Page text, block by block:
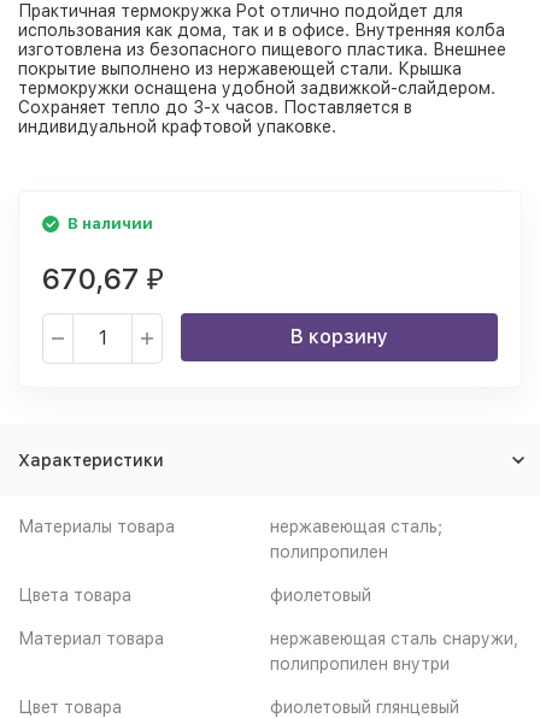
Практичная термокружка Pot отлично подойдет для
использования как дома, так и в офисе. Внутренняя колба
изготовлена из безопасного пищевого пластика. Внешнее
покрытие выполнено из нержавеющей стали. Крышка
термокружки оснащена удобной задвижкой-слайдером.
Сохраняет тепло до 3-х часов. Поставляется в
индивидуальной крафтовой упаковке.
В наличии
670,67 ₽
В корзину
Характеристики
Материалы товара
нержавеющая cталь;
полипропилен
Цвета товара фиолетовый
Материал товара
нержавеющая сталь снаружи,
полипропилен внутри
Цвет товара фиолетовый глянцевый